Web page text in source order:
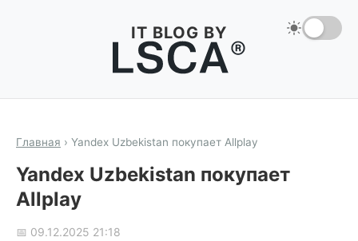
IT BLOG BY
Главная › Yandex Uzbekistan покупает Allplay
Yandex Uzbekistan покупает
Allplay
📅 09.12.2025 21:18